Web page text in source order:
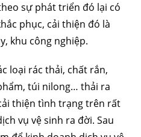
sự phát triển đó lại có
phục, cải thiện đó là
khu công nghiệp.
loại rác thải, chất rắn,
túi nilong… thải ra
thiện tình trạng trên rất
vụ vệ sinh ra đời. Sau